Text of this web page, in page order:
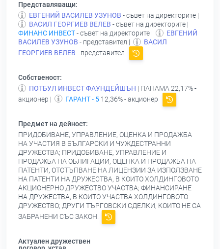
Представляващи:
ЕВГЕНИЙ ВАСИЛЕВ УЗУНОВ - съвет на директорите |
ВАСИЛ ГЕОРГИЕВ ВЕЛЕВ - съвет на директорите |
ФИНАНС ИНВЕСТ- съвет на директорите |
ЕВГЕНИЙ
ВАСИЛЕВ УЗУНОВ - представител |
ВАСИЛ
ГЕОРГИЕВ ВЕЛЕВ - представител
Собственост:
ПОТБУЛ ИНВЕСТ ФАУНДЕЙШЪН | ПАНАМА 22,17% -
акционер |
ГАРАНТ - 5 12,36% - акционер
Предмет на дейност:
ПРИДОБИВАНЕ, УПРАВЛЕНИЕ, ОЦЕНКА И ПРОДАЖБА
НА УЧАСТИЯ В БЪЛГАРСКИ И ЧУЖДЕСТРАННИ
ДРУЖЕСТВА; ПРИДОБИВАНЕ, УПРАВЛЕНИЕ И
ПРОДАЖБА НА ОБЛИГАЦИИ, ОЦЕНКА И ПРОДАЖБА НА
ПАТЕНТИ, ОТСТЪПВАНЕ НА ЛИЦЕНЗИИ ЗА ИЗПОЛЗВАНЕ
НА ПАТЕНТИ НА ДРУЖЕСТВА, В КОИТО ХОЛДИНГОВОТО
АКЦИОНЕРНО ДРУЖЕСТВО УЧАСТВА; ФИНАНСИРАНЕ
НА ДРУЖЕСТВА, В КОИТО УЧАСТВА ХОЛДИНГОВОТО
ДРУЖЕСТВО; ДРУГИ ТЪРГОВСКИ СДЕЛКИ, КОИТО НЕ СА
ЗАБРАНЕНИ СЪС ЗАКОН.
Актуален дружествен